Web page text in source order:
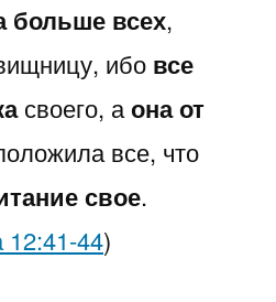
больше всех,
ибо все
своего, аона от
все, что
свое.
44)